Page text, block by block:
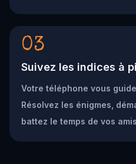
03
Suivez les indices à
Votre téléphone vous
Résolvez les énigmes,
battez le temps de vos